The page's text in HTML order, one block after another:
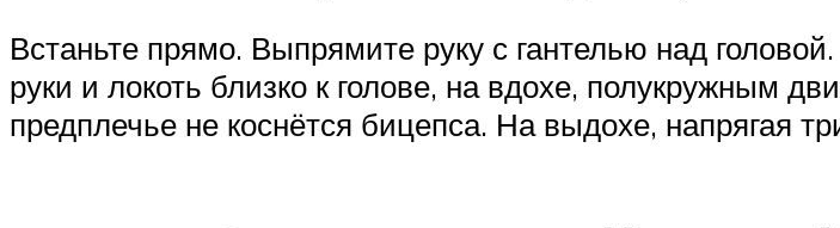
Встаньте прямо. Выпрямите руку с гантелью над
руки и локоть близко к голове, на вдохе, полукружным
предплечье не коснётся бицепса. На выдохе, напрягая